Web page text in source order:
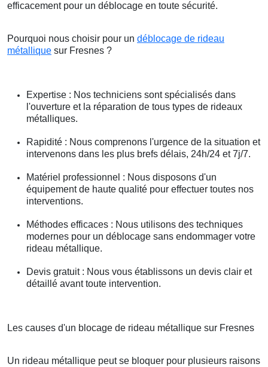
efficacement pour un déblocage en toute sécurité.
Pourquoi nous choisir pour un déblocage de rideau
métallique sur Fresnes ?
Expertise : Nos techniciens sont spécialisés dans
l'ouverture et la réparation de tous types de rideaux
métalliques.
Rapidité : Nous comprenons l'urgence de la situation et
intervenons dans les plus brefs délais, 24h/24 et 7j/7.
Matériel professionnel : Nous disposons d'un
équipement de haute qualité pour effectuer toutes nos
interventions.
Méthodes efficaces : Nous utilisons des techniques
modernes pour un déblocage sans endommager votre
rideau métallique.
Devis gratuit : Nous vous établissons un devis clair et
détaillé avant toute intervention.
Les causes d'un blocage de rideau métallique sur Fresnes
Un rideau métallique peut se bloquer pour plusieurs raisons